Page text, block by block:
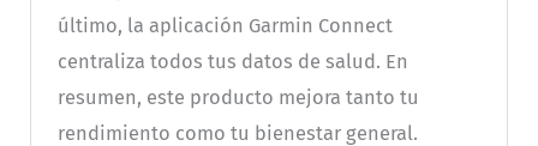
último, la aplicación Garmin Connect
centraliza todos tus datos de salud. En
resumen, este producto mejora tanto tu
rendimiento como tu bienestar general.